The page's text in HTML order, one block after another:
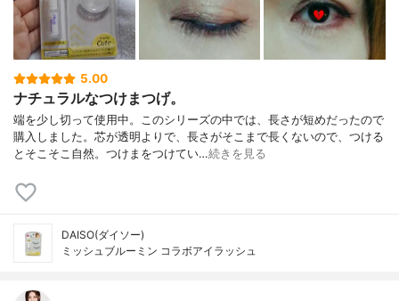
5.00
ナチュラルなつけまつげ。
端を少し切って使用中。このシリーズの中では、長さが短めだったので
購入しました。芯が透明よりで、長さがそこまで長くないので、つける
とそこそこ自然。つけまをつけてい…続きを見る
DAISO(ダイソー)
ミッシュブルーミン コラボアイラッシュ